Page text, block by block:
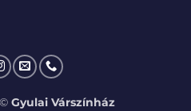
Gyulai Várszínház